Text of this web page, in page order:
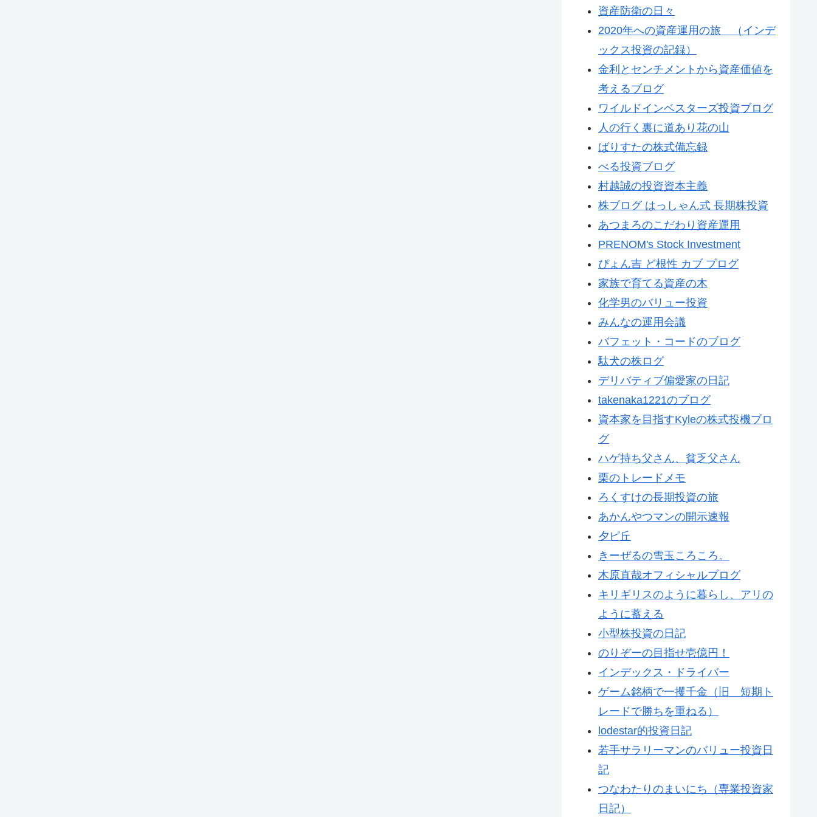
資産防衛の日々
2020年への資産運用の旅 （インデ
ックス投資の記録）
金利とセンチメントから資産価値を
考えるブログ
ワイルドインベスターズ投資ブログ
人の行く裏に道あり花の山
ばりすたの株式備忘録
べる投資ブログ
村越誠の投資資本主義
株ブログ はっしゃん式 長期株投資
あつまろのこだわり資産運用
PRENOM's Stock Investment
ぴょん吉 ど根性 カブ ブログ
家族で育てる資産の木
化学男のバリュー投資
みんなの運用会議
バフェット・コードのブログ
駄犬の株ログ
デリバティブ偏愛家の日記
takenaka1221のブログ
資本家を目指すKyleの株式投機ブロ
グ
ハゲ持ち父さん、貧乏父さん
栗のトレードメモ
ろくすけの長期投資の旅
あかんやつマンの開示速報
夕ピ丘
きーぜるの雪玉ころころ。
木原直哉オフィシャルブログ
キリギリスのように暮らし、アリの
ように蓄える
小型株投資の日記
のりぞーの目指せ壱億円！
インデックス・ドライバー
ゲーム銘柄で一攫千金（旧 短期ト
レードで勝ちを重ねる）
lodestar的投資日記
若手サラリーマンのバリュー投資日
記
つなわたりのまいにち（専業投資家
日記）